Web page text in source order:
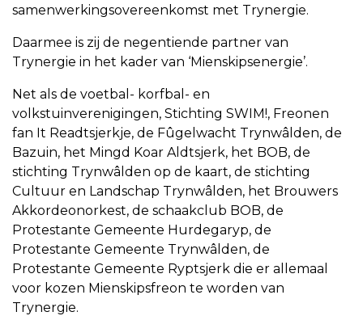
samenwerkingsovereenkomst met Trynergie.
Daarmee is zij de negentiende partner van
Trynergie in het kader van ‘Mienskipsenergie’.
Net als de voetbal- korfbal- en
volkstuinverenigingen, Stichting SWIM!, Freonen
fan It Readtsjerkje, de Fûgelwacht Trynwâlden, de
Bazuin, het Mingd Koar Aldtsjerk, het BOB, de
stichting Trynwâlden op de kaart, de stichting
Cultuur en Landschap Trynwâlden, het Brouwers
Akkordeonorkest, de schaakclub BOB, de
Protestante Gemeente Hurdegaryp, de
Protestante Gemeente Trynwâlden, de
Protestante Gemeente Ryptsjerk die er allemaal
voor kozen Mienskipsfreon te worden van
Trynergie.